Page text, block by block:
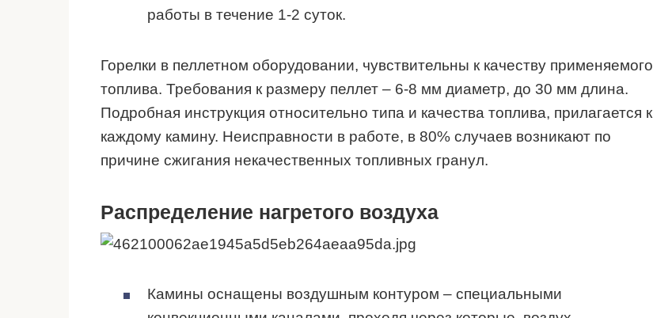
работы в течение 1-2 суток.
Горелки в пеллетном оборудовании, чувствительны к качеству применяемого
топлива. Требования к размеру пеллет – 6-8 мм диаметр, до 30 мм длина.
Подробная инструкция относительно типа и качества топлива, прилагается к
каждому камину. Неисправности в работе, в 80% случаев возникают по
причине сжигания некачественных топливных гранул.
Распределение нагретого воздуха
Камины оснащены воздушным контуром – специальными